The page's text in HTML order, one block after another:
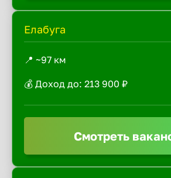
Елабуга
📍 ~97 км
💰 Доход до: 213 900 ₽
Смотреть